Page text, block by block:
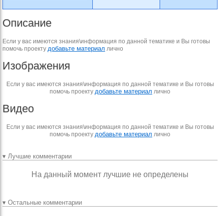
Описание
Если у вас имеются знания\информация по данной тематике и Вы готовы
помочь проекту добавьте материал лично
Изображения
Если у вас имеются знания\информация по данной тематике и Вы готовы
помочь проекту добавьте материал лично
Видео
Если у вас имеются знания\информация по данной тематике и Вы готовы
помочь проекту добавьте материал лично
▾ Лучшие комментарии
На данный момент лучшие не определены
▾ Остальные комментарии